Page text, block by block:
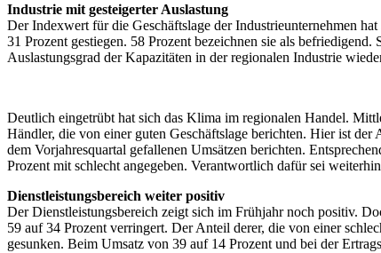
Industrie mit gesteigerter Auslastung
Der Indexwert für die Geschäftslage der Industrieunternehmen
31 Prozent gestiegen. 58 Prozent bezeichnen sie als
Auslastungsgrad der Kapazitäten in der regionalen Industrie
Deutlich eingetrübt hat sich das Klima im regionalen Handel.
Händler, die von einer guten Geschäftslage berichten. Hier ist
dem Vorjahresquartal gefallenen Umsätzen berichten.
Prozent mit schlecht angegeben. Verantwortlich dafür sei
Dienstleistungsbereich weiter positiv
Der Dienstleistungsbereich zeigt sich im Frühjahr noch positiv.
59 auf 34 Prozent verringert. Der Anteil derer, die von einer
gesunken. Beim Umsatz von 39 auf 14 Prozent und bei der